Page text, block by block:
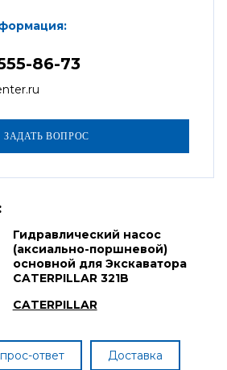
86-73
Гидравлический насос
(аксиально-поршневой)
основной для Экскаватора
CATERPILLAR 321B
CATERPILLAR
ответ Доставка